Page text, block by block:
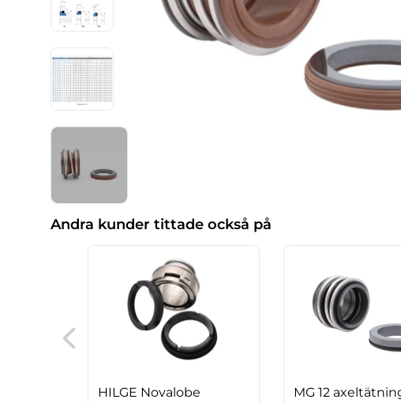
Andra kunder tittade också på
HILGE Novalobe
MG 12